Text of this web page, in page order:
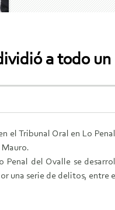
a todo un
el Tribunal Oral en Lo
Mauro.
Penal del Ovalle se
una serie de delitos, entre